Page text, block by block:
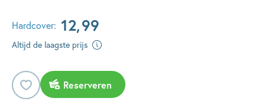
Hardcover: 12,99
Altijd de laagste prijs
Reserveren